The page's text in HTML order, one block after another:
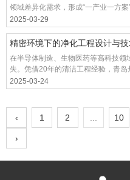
领域差异化需求，形成“一产业一方
颈。
2025-03-29
精密环境下的净化工程设计与
在半导体制造、生物医药等高科技
失。凭借20年的清洁工程经验，青
条服务体系，以“微米控制”技术为核
2025-03-24
‹ 1 2 10
›